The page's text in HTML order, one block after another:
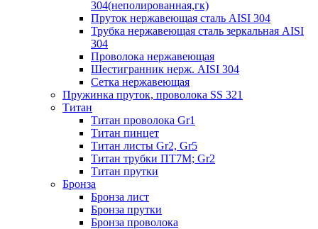
304(неполированная,гк)
Пруток нержавеющая сталь AISI 304
Трубка нержавеющая сталь зеркальная AISI
304
Проволока нержавеющая
Шестигранник нерж. AISI 304
Сетка нержавеющая
Пружинка пруток, проволока SS 321
Титан
Титан проволока Gr1
Титан пинцет
Титан листы Gr2, Gr5
Титан трубки ПТ7М; Gr2
Титан прутки
Бронза
Бронза лист
Бронза прутки
Бронза проволока